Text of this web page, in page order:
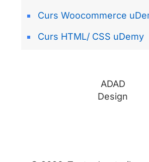
Curs Woocommerce
Curs HTML/ CSS uDemy
ADAD
Design